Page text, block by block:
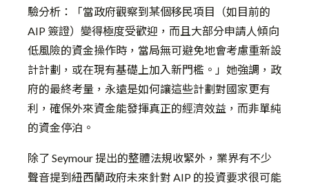
驗分析：「當政府觀察到某個移民項目（如目前的
AIP 簽證）變得極度受歡迎，而且大部分申請人傾向
低風險的資金操作時，當局無可避免地會考慮重新設
計計劃，或在現有基礎上加入新門檻。」她強調，政
府的最終考量，永遠是如何讓這些計劃對國家更有
利，確保外來資金能發揮真正的經濟效益，而非單純
的資金停泊。
除了 Seymour 提出的整體法規收緊外，業界有不少
聲音提到紐西蘭政府未來針對 AIP 的投資要求很可能